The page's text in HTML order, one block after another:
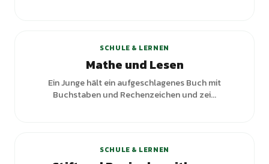
SCHULE & LERNEN
Mathe und Lesen
Ein Junge hält ein aufgeschlagenes Buch mit
Buchstaben und Rechenzeichen und zei...
SCHULE & LERNEN